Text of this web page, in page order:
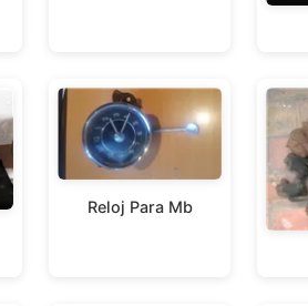
Reloj Para Mb